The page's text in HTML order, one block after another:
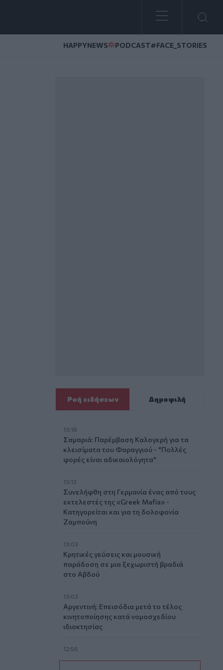
HAPPYNEWS PODCAST#FACE_STORIES
Ροή ειδήσεων Δημοφιλή
13:18
Σαμαριά: Παρέμβαση Καλογερή για τα
κλεισίματα του Φαραγγιού - "Πολλές
φορές είναι αδικαιολόγητα"
13:13
Συνελήφθη στη Γερμανία ένας από τους
εκτελεστές της «Greek Mafia» -
Κατηγορείται και για τη δολοφονία
Ζαμπούνη
13:03
Κρητικές γεύσεις και μουσική
παράδοση σε μια ξεχωριστή βραδιά
στο Αβδού
13:03
Αργεντινή: Επεισόδια μετά το τέλος
κινητοποίησης κατά νομοσχεδίου
ιδιοκτησίας
12:56
Στη Σάμο για τη γιορτή της